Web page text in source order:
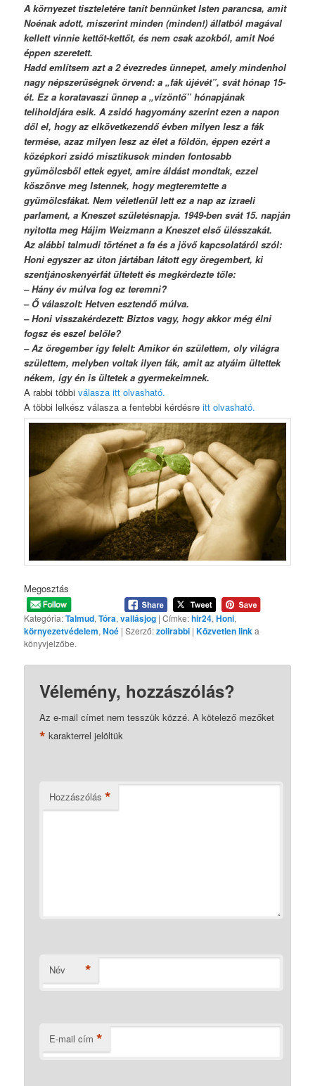
A környezet tiszteletére tanít bennünket Isten parancsa, amit
Noénak adott, miszerint minden (minden!) állatból magával
kellett vinnie kettőt-kettőt, és nem csak azokból, amit Noé
éppen szeretett.
Hadd említsem azt a 2 évezredes ünnepet, amely mindenhol
nagy népszerűségnek örvend: a „fák újévét”, svát hónap 15-
ét. Ez a koratavaszi ünnep a „vízöntő” hónapjának
teliholdjára esik. A zsidó hagyomány szerint ezen a napon
dől el, hogy az elkövetkezendő évben milyen lesz a fák
termése, azaz milyen lesz az élet a földön, éppen ezért a
középkori zsidó misztikusok minden fontosabb
gyümölcsből ettek egyet, amire áldást mondtak, ezzel
köszönve meg Istennek, hogy megteremtette a
gyümölcsfákat. Nem véletlenül lett ez a nap az izraeli
parlament, a Kneszet születésnapja. 1949-ben svát 15. napján
nyitotta meg Hájim Weizmann a Kneszet első ülésszakát.
Az alábbi talmudi történet a fa és a jövő kapcsolatáról szól:
Honi egyszer az úton jártában látott egy öregembert, ki
szentjánoskenyérfát ültetett és megkérdezte tőle:
– Hány év múlva fog ez teremni?
– Ő válaszolt: Hetven esztendő múlva.
– Honi visszakérdezett: Biztos vagy, hogy akkor még élni
fogsz és eszel belőle?
– Az öregember így felelt: Amikor én születtem, oly világra
születtem, melyben voltak ilyen fák, amit az atyáim ültettek
nékem, így én is ültetek a gyermekeimnek.
A rabbi többiválasza itt olvasható.
A többi lelkész válasza a fentebbi kérdésre itt olvasható.
Megosztás
Kategória:Talmud,Tóra,vallásjog | Címke:hir24,Honi,
környezetvédelem,Noé | Szerző:zolirabbi |Közvetlen linka
könyvjelzőbe.
Vélemény, hozzászólás?
Az e-mail címet nem tesszük közzé. A kötelező mezőket
* karakterrel jelöltük
Hozzászólás *
Név *
E-mail cím *